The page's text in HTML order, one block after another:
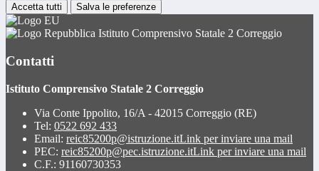
Accetta tutti Salva le preferenze
Istituto Comprensivo Statale 2 Correggio
Contatti
Istituto Comprensivo Statale 2 Correggio
Via Conte Ippolito, 16/A - 42015 Correggio (RE)
Tel: 0522 692 433
Email: reic85200p@istruzione.itLink per inviare una mail
PEC: reic85200p@pec.istruzione.itLink per inviare una mail
C.F.: 91160730353